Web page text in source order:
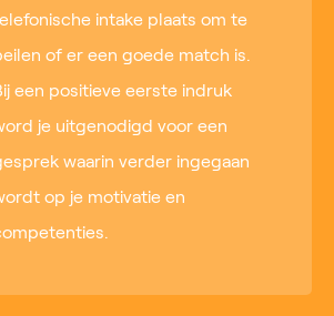
intake plaats om te
of er een goede match is.
een positieve eerste indruk
je uitgenodigd voor een
waarin verder ingegaan
op je motivatie en